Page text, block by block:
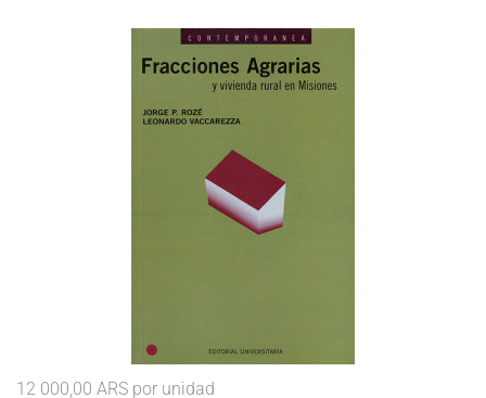
12 000,00 ARS por unidad